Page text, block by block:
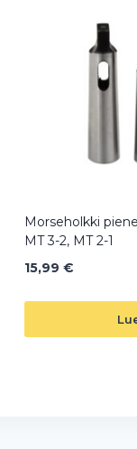
Morseholkki
MT 3-2, MT 2-1
15,99 €